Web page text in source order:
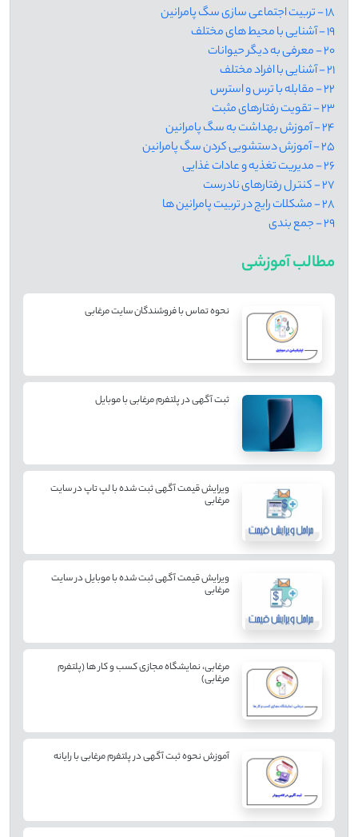
18 - تربیت اجتماعی سازی سگ پامرانین
19 - آشنایی با محیط های مختلف
20 - معرفی به دیگر حیوانات
21 - آشنایی با افراد مختلف
22 - مقابله با ترس و استرس
23 - تقویت رفتارهای مثبت
24 - آموزش بهداشت به سگ پامرانین
25 - آموزش دستشویی کردن سگ پامرانین
26 - مدیریت تغذیه و عادات غذایی
27 - کنترل رفتارهای نادرست
28 - مشکلات رایج در تربیت پامرانین ها
29 - جمع بندی
مطالب آموزشی
نحوه تماس با فروشندگان سایت مرغابی
ثبت آگهی در پلتفرم مرغابی با موبایل
ویرایش قیمت آگهی ثبت شده با لپ تاپ در سایت
مرغابی
ویرایش قیمت آگهی ثبت شده با موبایل در سایت
مرغابی
مرغابی، نمایشگاه مجازی کسب و کار ها (پلتفرم
مرغابی)
آموزش نحوه ثبت آگهی در پلتفرم مرغابی با رایانه